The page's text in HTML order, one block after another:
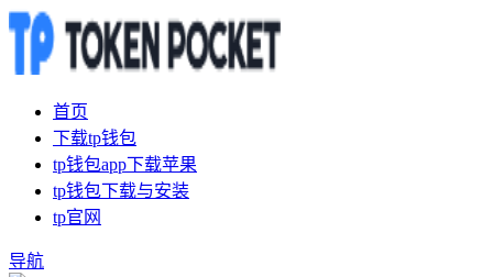
首页
下载tp钱包
tp钱包app下载苹果
tp钱包下载与安装
tp官网
导航